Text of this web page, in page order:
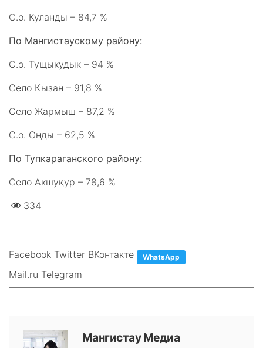
С.о. Куланды – 84,7 %
По Мангистаускому району:
С.о. Тущыкудык – 94 %
Село Кызан – 91,8 %
Село Жармыш – 87,2 %
С.о. Онды – 62,5 %
По Тупкараганского району:
Село Акшуқур – 78,6 %
334
Facebook Twitter ВКонтакте WhatsApp
Mail.ru Telegram
Мангистау Медиа